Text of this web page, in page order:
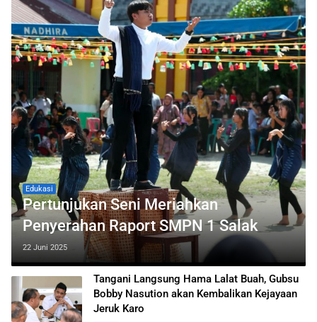
Edukasi
Pertunjukan Seni Meriahkan
Penyerahan Raport SMPN 1 Salak
22 Juni 2025
Tangani Langsung Hama Lalat Buah, Gubsu
Bobby Nasution akan Kembalikan Kejayaan
Jeruk Karo